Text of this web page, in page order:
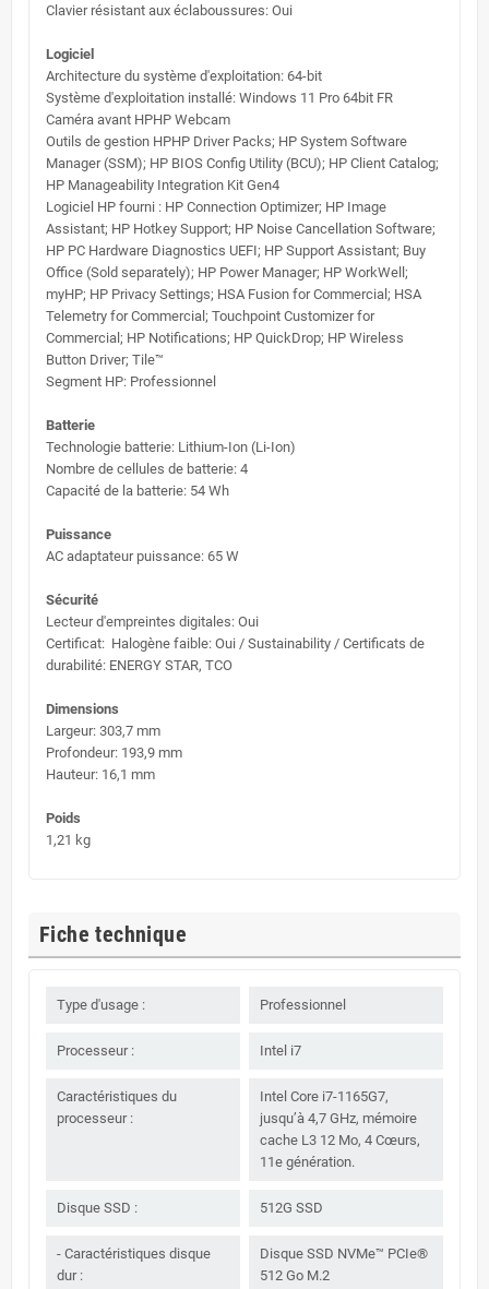
Clavier résistant aux éclaboussures: Oui
Logiciel
Architecture du système d'exploitation: 64-bit
Système d'exploitation installé: Windows 11 Pro 64bit FR
Caméra avant HPHP Webcam
Outils de gestion HPHP Driver Packs; HP System Software
Manager (SSM); HP BIOS Config Utility (BCU); HP Client Catalog;
HP Manageability Integration Kit Gen4
Logiciel HP fourni : HP Connection Optimizer; HP Image
Assistant; HP Hotkey Support; HP Noise Cancellation Software;
HP PC Hardware Diagnostics UEFI; HP Support Assistant; Buy
Office (Sold separately); HP Power Manager; HP WorkWell;
myHP; HP Privacy Settings; HSA Fusion for Commercial; HSA
Telemetry for Commercial; Touchpoint Customizer for
Commercial; HP Notifications; HP QuickDrop; HP Wireless
Button Driver; Tile™
Segment HP: Professionnel
Batterie
Technologie batterie: Lithium-Ion (Li-Ion)
Nombre de cellules de batterie: 4
Capacité de la batterie: 54 Wh
Puissance
AC adaptateur puissance: 65 W
Sécurité
Lecteur d'empreintes digitales: Oui
Certificat: Halogène faible: Oui / Sustainability / Certificats de
durabilité: ENERGY STAR, TCO
Dimensions
Largeur: 303,7 mm
Profondeur: 193,9 mm
Hauteur: 16,1 mm
Poids
1,21 kg
Fiche technique
Type d'usage : Professionnel
Processeur : Intel i7
Caractéristiques du
processeur :
Intel Core i7-1165G7,
jusqu’à 4,7 GHz, mémoire
cache L3 12 Mo, 4 Cœurs,
11e génération.
Disque SSD : 512G SSD
- Caractéristiques disque
dur :
Disque SSD NVMe™ PCIe®
512 Go M.2